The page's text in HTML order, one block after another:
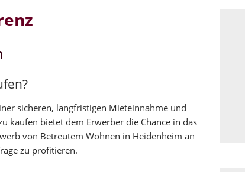
sicheren, langfristigen Mieteinnahme und
kaufen bietet dem Erwerber die Chance in das
von Betreutem Wohnen in Heidenheim an
zu profitieren.